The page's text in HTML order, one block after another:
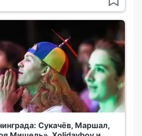
Сукачёв, Маршал,